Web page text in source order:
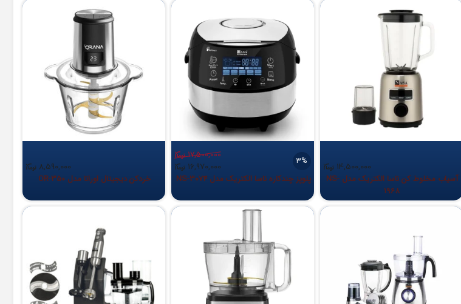
14,500,000
آسیاب مخلوط کن ناسا الکتریک مدل NS-
1968
3%
17,500,000
16,970,000
پلوپز چندکاره ناسا الکتریک مدل NS-3074
8,590,000
خردکن دیجیتال اورانا مدل OR-350